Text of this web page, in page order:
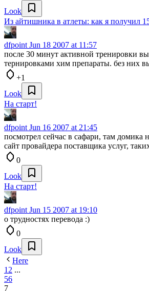
Look
Из айтишника в атлеты: как я получил
dfpoint Jun 18 2007 at 11:57
после 30 минут активной тренировки
тернировками хим препараты. без них
+1
Look
На старт!
dfpoint Jun 16 2007 at 21:45
посмотрел сейчас в сафари, там домика
сайт провайдера поставщика услуг,
0
Look
На старт!
dfpoint Jun 15 2007 at 19:10
о трудностях перевода :)
0
Look
Here
1 2 ...
56
7